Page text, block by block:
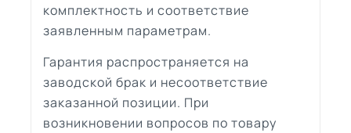
комплектность и соответствие
заявленным параметрам.
Гарантия распространяется на
заводской брак и несоответствие
заказанной позиции. При
возникновении вопросов по товару